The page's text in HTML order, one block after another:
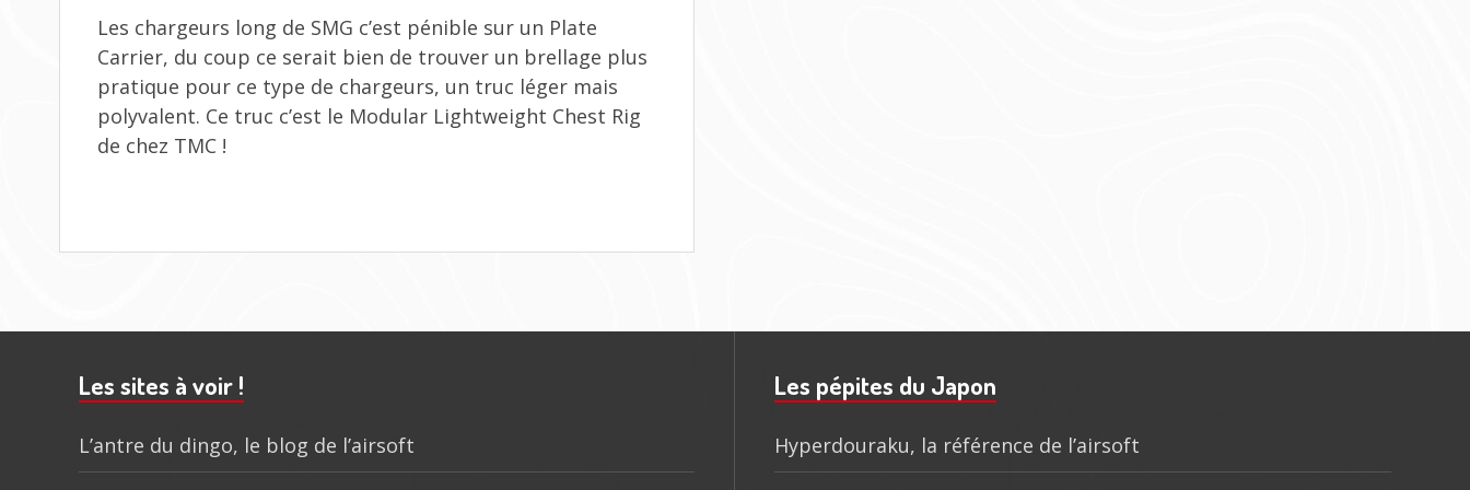
FLATPACK
410
TMC)
Les chargeurs long de SMG c’est pénible sur un Plate
Carrier, du coup ce serait bien de trouver un brellage plus
pratique pour ce type de chargeurs, un truc léger mais
polyvalent. Ce truc c’est le Modular Lightweight Chest Rig
de chez TMC !
subsidiaire
Les sites à voir !
L’antre du dingo, le blog de l’airsoft
Les pépites du Japon
Hyperdouraku, la référence de l’airsoft